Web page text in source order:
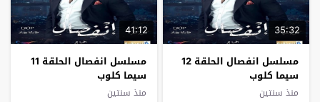
35:32
مسلسل انفصال الحلقة 12
سيما كلوب
منذ سنتين
41:12
مسلسل انفصال الحلقة 11
سيما كلوب
منذ سنتين